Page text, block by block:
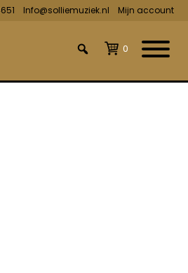
Info@solliemuziek.nl Mijn account
0